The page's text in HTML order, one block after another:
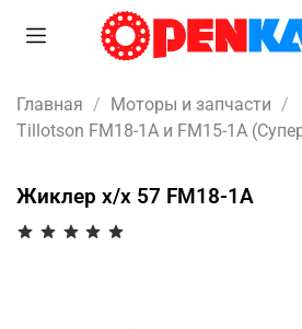
Главная Моторы и запчасти
Tillotson FM18-1A и FM15-1A
Жиклер х/х 57 FM18-1A